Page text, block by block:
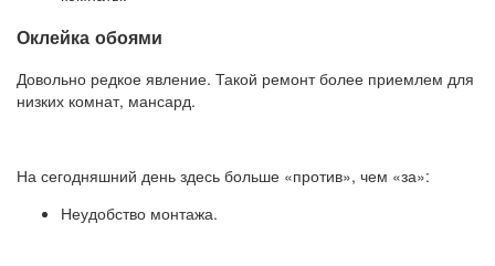
Оклейка обоями
Довольно редкое явление. Такой ремонт более приемлем для
низких комнат, мансард.
На сегодняшний день здесь больше «против», чем «за»:
Неудобство монтажа.